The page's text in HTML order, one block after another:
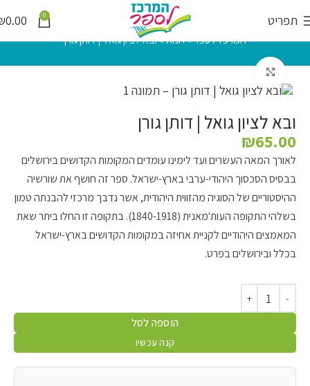
תפריט 0
0.00
המרכז לספר»חנות»ובא לציון גואל | דותן גורן
ובא לציון גואל | דותן גורן
₪65.00
לאורך המאה העשרים ועד לימינו עומדים המקומות הקדושים בירושלים
בבסיס הסכסוך היהודי-ערבי בארץ-ישראל. ספר זה חושף את שורשיה
ההיסטוריים של הסוגיה מהזווית היהודית, אשר נדבך מרכזי להבנתה טמון
בשלהי התקופה העות'מאנית (1840-1918). בתקופה זו החלו ביתר שאת
המאמצים היהודיים לקניית אחיזה במקומות הקדושים בארץ-ישראל
בכלל ובירושלים בפרט.
הוספה לסל
קנה עכשיו